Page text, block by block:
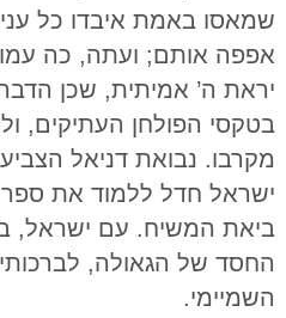
שמאסו באמת איבדו כל
אפפה אותם; ועתה, כה
יראת ה’ אמיתית, שכן
בטקסי הפולחן העתיקים,
מקרבו. נבואת דניאל
ישראל חדל ללמוד את ספר
ביאת המשיח. עם ישראל,
החסד של הגאולה,
השמיימי.